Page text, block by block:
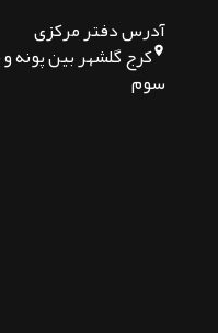
آدرس دفتر مرکزی
کرج گلشهر بین پونه
سوم